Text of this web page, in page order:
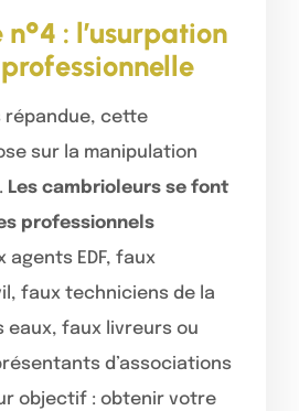
: l’usurpation
répandue, cette
sur la manipulation
Les cambrioleurs se font
professionnels
agents EDF, faux
faux techniciens de la
eaux, faux livreurs ou
d’associations
objectif : obtenir votre